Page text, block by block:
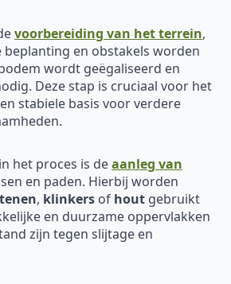
voorbereiding van het terrein,
en obstakels worden
wordt geëgaliseerd en
Deze stap is cruciaal voor het
stabiele basis voor verdere
het proces is deaanleg van
en paden. Hierbij worden
, klinkers of hout gebruikt
en duurzame oppervlakken
zijn tegen slijtage en